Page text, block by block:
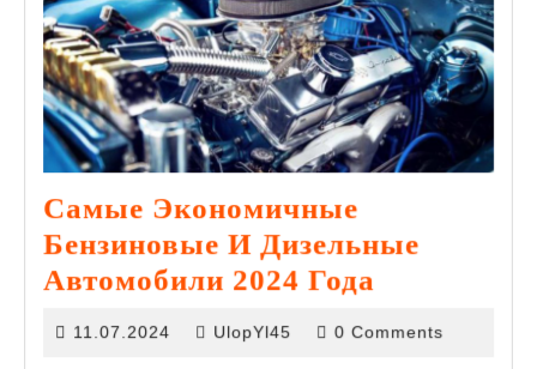
Самые Экономичные
Бензиновые И Дизельные
Автомобили 2024 Года
11.07.2024 11.07.2024
UlopYl45 0 Comments